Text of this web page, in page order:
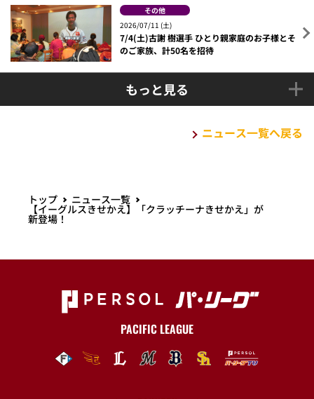
その他
2026/07/11 (土)
7/4(土)古謝 樹選手 ひとり親家庭のお子様とそ
のご家族、計50名を招待
もっと見る
ニュース一覧へ戻る
トップ ニュース一覧
【イーグルスきせかえ】「クラッチーナきせかえ」が
新登場！
PACIFIC LEAGUE